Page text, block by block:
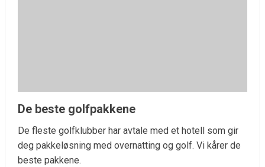
De beste golfpakkene
De fleste golfklubber har avtale med et hotell som gir
deg pakkeløsning med overnatting og golf. Vi kårer de
beste pakkene.